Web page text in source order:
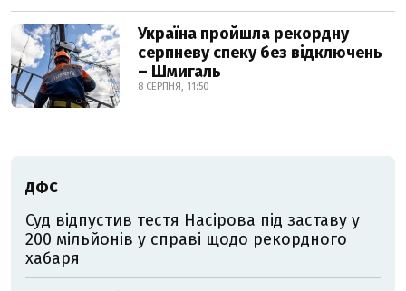
Україна пройшла рекордну
серпневу спеку без відключень
– Шмигаль
8 СЕРПНЯ, 11:50
ДФС
Суд відпустив тестя Насірова під заставу у
200 мільйонів у справі щодо рекордного
хабаря